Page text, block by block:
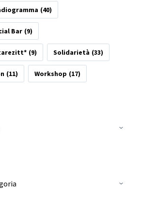
(40)
Bar (9)
(9) Solidarietà (33)
(11) Workshop (17)